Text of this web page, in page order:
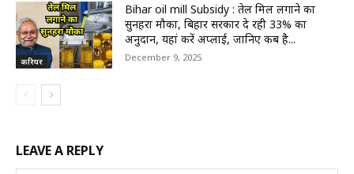
करियर
Bihar oil mill Subsidy : तेल मिल लगाने का
सुनहरा मौका, बिहार सरकार दे रही 33% का
अनुदान, यहां करें अप्लाई, जानिए कब है...
December 9, 2025
LEAVE A REPLY